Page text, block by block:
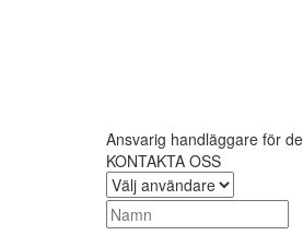
Ansvarig handläggare för
KONTAKTA OSS